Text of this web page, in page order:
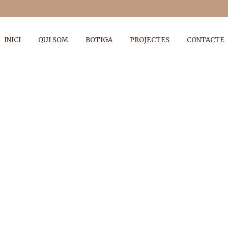
INICI QUI SOM BOTIGA PROJECTES CONTACTE